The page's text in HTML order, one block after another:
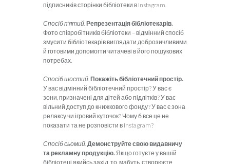
підписників сторінки бібліотеки в Instagram.
Спосіб п'ятий. Репрезентація бібліотекарів.
Фото співробітників бібліотеки – відмінний спосіб
змусити бібліотекарів виглядати доброзичливими
й готовими допомогти читачеві в його пошукових
потребах.
Спосіб шостий. Покажіть бібліотечний простір.
У вас відмінний бібліотечний простір? У вас є
зони, призначені для дітей або підлітків? У вас
вільний доступ до книжкового фонду? У вас є зона
релаксу чи ігровий куточок? Чому б все це не
показати та не розповісти в Instagram?
Спосіб сьомий. Демонструйте свою видавничу
та рекламну продукцію. Якщо готуєте у вашій
бібліотеці якийсь захід, то, мабуть, створюєте